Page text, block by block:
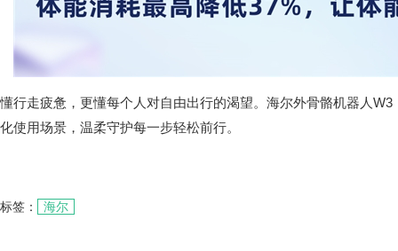
懂行走疲惫，更懂每个人对自由出行的渴望。海尔外骨骼机器人
化使用场景，温柔守护每一步轻松前行。
标签： 海尔